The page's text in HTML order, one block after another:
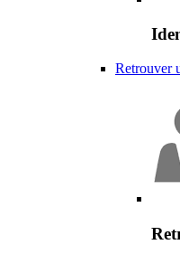
Retrouver